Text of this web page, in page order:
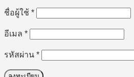
ชื่อผู้ใช้ *ต้องการ
อีเมล *ต้องการ
รหัสผ่าน *ต้องการ